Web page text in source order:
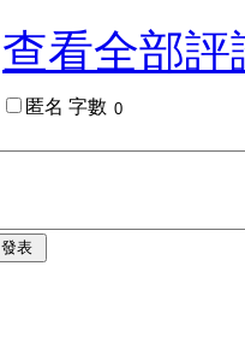
查看全部評
匿名 字數
發表